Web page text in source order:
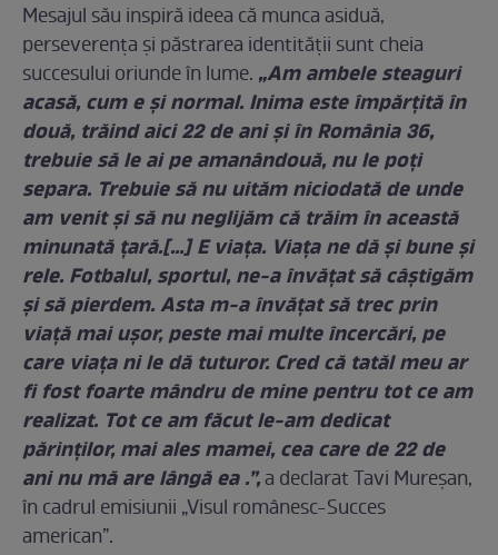
Mesajul său inspiră ideea că munca asiduă,
perseverența și păstrarea identității sunt cheia
succesului oriunde în lume. „Am ambele steaguri
acasă, cum e și normal. Inima este împărțită în
două, trăind aici 22 de ani și în România 36,
trebuie să le ai pe amanândouă, nu le poți
separa. Trebuie să nu uităm niciodată de unde
am venit și să nu neglijăm că trăim în această
minunată țară.[…]E viața. Viața ne dă și bune și
rele. Fotbalul, sportul, ne-a învățat să câștigăm
și să pierdem. Asta m-a învățat să trec prin
viață mai ușor, peste mai multe încercări, pe
care viața ni le dă tuturor. Cred că tatăl meu ar
fi fost foarte mândru de mine pentru tot ce am
realizat. Tot ce am făcut le-am dedicat
părinților, mai ales mamei, cea care de 22 de
ani nu mă are lângă ea .”,a declarat Tavi Mureșan,
în cadrul emisiunii „Visul românesc-Succes
american”.